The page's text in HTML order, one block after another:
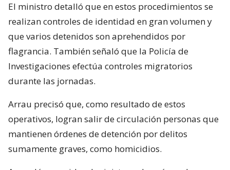
El ministro detalló que en estos procedimientos se
realizan controles de identidad en gran volumen y
que varios detenidos son aprehendidos por
flagrancia. También señaló que la Policía de
Investigaciones efectúa controles migratorios
durante las jornadas.
Arrau precisó que, como resultado de estos
operativos, logran salir de circulación personas que
mantienen órdenes de detención por delitos
sumamente graves, como homicidios.